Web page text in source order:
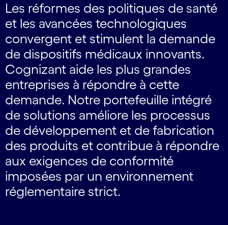
Les réformes des politiques de santé
et les avancées technologiques
convergent et stimulent la demande
de dispositifs médicaux innovants.
Cognizant aide les plus grandes
entreprises à répondre à cette
demande. Notre portefeuille intégré
de solutions améliore les processus
de développement et de fabrication
des produits et contribue à répondre
aux exigences de conformité
imposées par un environnement
réglementaire strict.